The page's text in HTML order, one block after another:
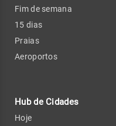
Fim de semana
15 dias
Praias
Aeroportos
Hub de Cidades
Hoje